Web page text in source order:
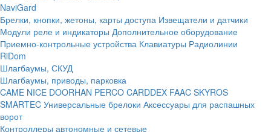
NaviGard
Брелки, кнопки, жетоны, карты доступа Извещатели и датчики
Модули реле и индикаторы Дополнительное оборудование
Приемно-контрольные устройства Клавиатуры Радиолинии
RiDom
Шлагбаумы, СКУД
Шлагбаумы, приводы, парковка
CAME NICE DOORHAN PERCO CARDDEX FAAC SKYROS
SMARTEC Универсальные брелоки Аксессуары для распашных
ворот
Контроллеры автономные и сетевые